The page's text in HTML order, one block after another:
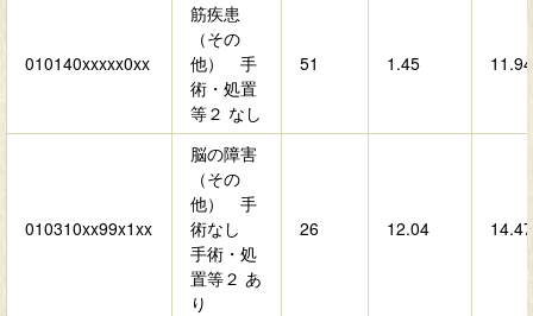
010140xxxxx0xx
筋疾患
（その
他） 手
術・処置
等２ なし
51 1.45 11.94
010310xx99x1xx
脳の障害
（その
他） 手
術なし
手術・処
置等２ あ
り
26 12.04 14.47